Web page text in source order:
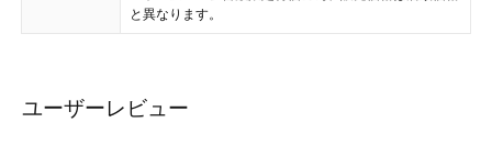
と異なります。
ユーザーレビュー